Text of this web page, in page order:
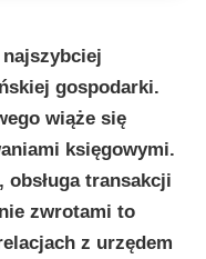
gospodarki.
wiąże się
księgowymi.
obsługa transakcji
zwrotami to
z urzędem